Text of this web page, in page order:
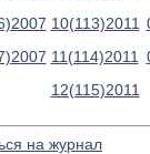
10(113)2011
11(114)2011
12(115)2011
на журнал